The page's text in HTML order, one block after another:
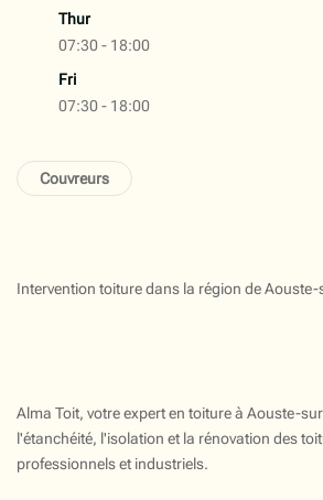
Thur
07:30 - 18:00
Fri
07:30 - 18:00
Couvreurs
Intervention toiture dans la région de Aouste-
Alma Toit, votre expert en toiture à Aouste-
l'étanchéité, l'isolation et la rénovation des
professionnels et industriels.